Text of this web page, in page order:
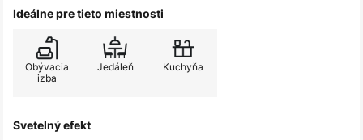
Ideálne pre tieto miestnosti
Obývacia
izba
Jedáleň Kuchyňa
Svetelný efekt